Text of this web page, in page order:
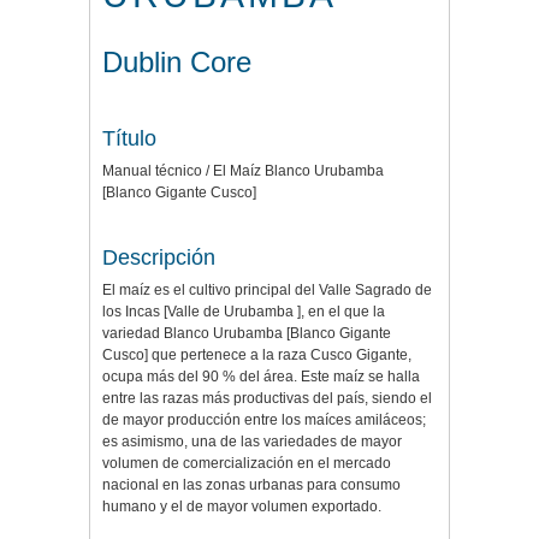
Dublin Core
Título
Manual técnico / El Maíz Blanco Urubamba
[Blanco Gigante Cusco]
Descripción
El maíz es el cultivo principal del Valle Sagrado de
los Incas [Valle de Urubamba ], en el que la
variedad Blanco Urubamba [Blanco Gigante
Cusco] que pertenece a la raza Cusco Gigante,
ocupa más del 90 % del área. Este maíz se halla
entre las razas más productivas del país, siendo el
de mayor producción entre los maíces amiláceos;
es asimismo, una de las variedades de mayor
volumen de comercialización en el mercado
nacional en las zonas urbanas para consumo
humano y el de mayor volumen exportado.